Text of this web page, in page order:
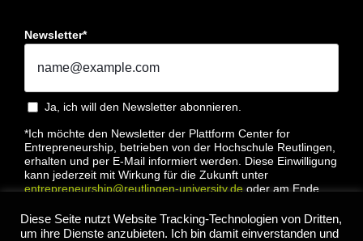
Newsletter*
Ja, ich will den Newsletter abonnieren.
*Ich möchte den Newsletter der Plattform Center for
Entrepreneurship, betrieben von der Hochschule Reutlingen,
erhalten und per E-Mail informiert werden. Diese Einwilligung
kann jederzeit mit Wirkung für die Zukunft unter
entrepreneurship@reutlingen-university.deoder am Ende
Datenschutzbestimmung
Diese Seite nutzt Website Tracking-Technologien von Dritten,
um ihre Dienste anzubieten. Ich bin damit einverstanden und